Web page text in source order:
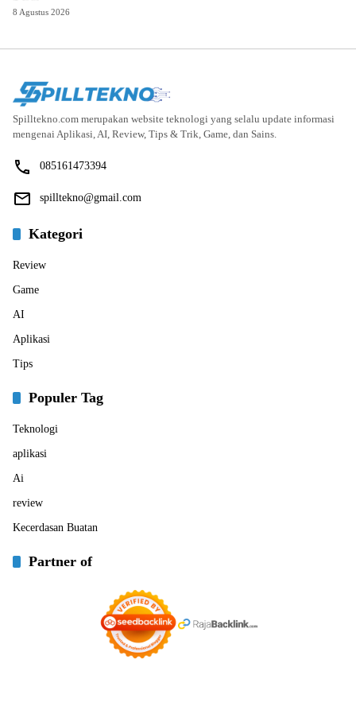
8 Agustus 2026
Spilltekno.com merupakan website teknologi yang selalu update informasi
mengenai Aplikasi, AI, Review, Tips & Trik, Game, dan Sains.
085161473394
spilltekno@gmail.com
Kategori
Review
Game
AI
Aplikasi
Tips
Populer Tag
Teknologi
aplikasi
Ai
review
Kecerdasan Buatan
Partner of